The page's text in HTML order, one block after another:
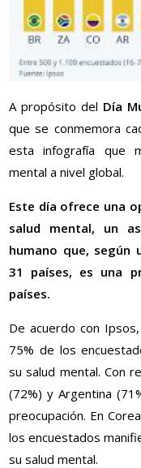
A propósito del Día
que se conmemora
esta infografía que
mental a nivel global.
Este día ofrece una
salud mental, un
humano que, según
31 países, es una
países.
De acuerdo con
75% de los
su salud mental. Con
(72%) y Argentina
preocupación. En
los encuestados
su salud mental.